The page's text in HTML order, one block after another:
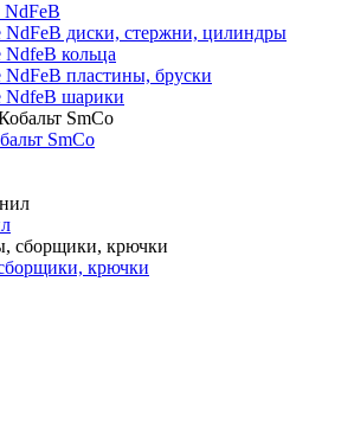
диски, стержни, цилиндры
кольца
пластины, бруски
шарики
SmCo
крючки